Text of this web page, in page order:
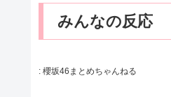
みんなの反応
: 櫻坂46まとめちゃんねる